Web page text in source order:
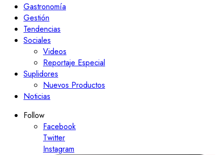
Gastronomía
Gestión
Tendencias
Sociales
Videos
Reportaje Especial
Suplidores
Nuevos Productos
Noticias
Follow
Facebook
Twitter
Instagram